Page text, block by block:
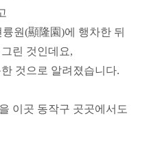
원(顯隆園)에 행차한 뒤
린 것인데요,
것으로 알려졌습니다.
이곳 동작구 곳곳에서도